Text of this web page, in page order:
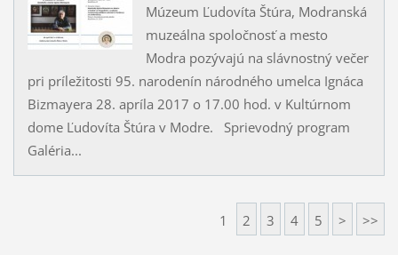
Múzeum Ľudovíta Štúra, Modranská
muzeálna spoločnosť a mesto
Modra pozývajú na slávnostný večer
pri príležitosti 95. narodenín národného umelca Ignáca
Bizmayera 28. apríla 2017 o 17.00 hod. v Kultúrnom
dome Ľudovíta Štúra v Modre. Sprievodný program
Galéria...
1 2 3 4 5 > >>